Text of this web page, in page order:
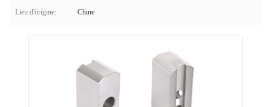
Lieu d'origine: Chine